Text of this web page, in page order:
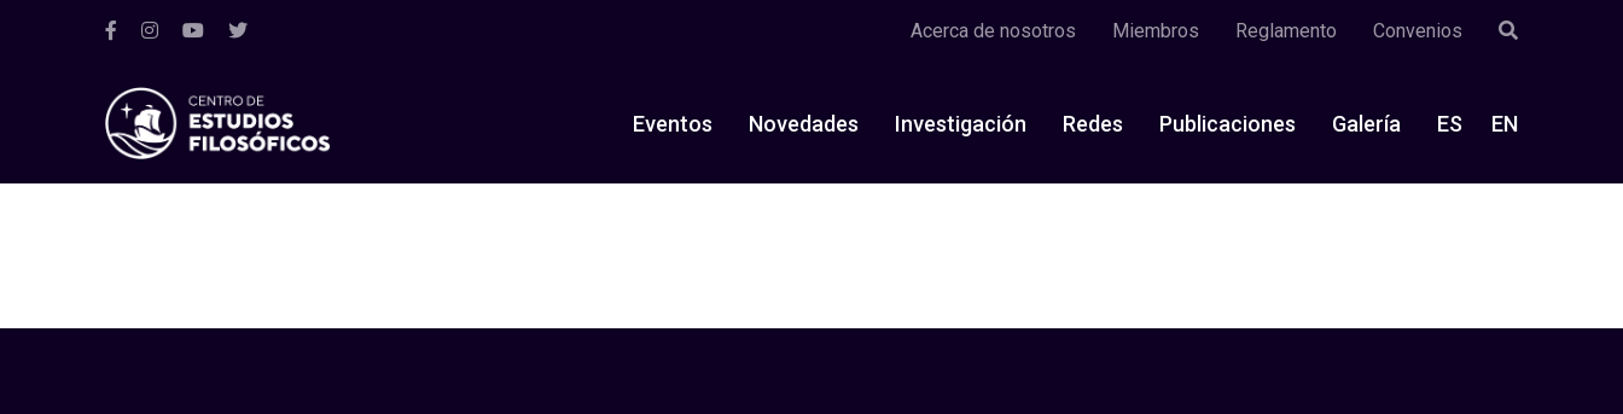
Acerca de nosotros Miembros Reglamento Convenios
Eventos Novedades Investigación Redes Publicaciones Galería ES EN